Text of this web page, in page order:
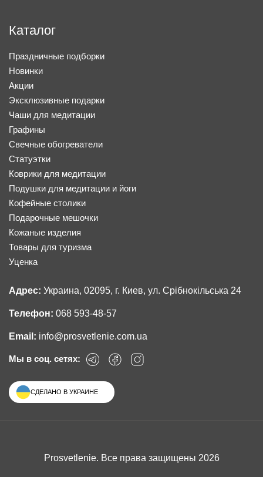
Каталог
Праздничные подборки
Новинки
Акции
Эксклюзивные подарки
Чаши для медитации
Графины
Свечные обогреватели
Статуэтки
Коврики для медитации
Подушки для медитации и йоги
Кофейные столики
Подарочные мешочки
Кожаные изделия
Товары для туризма
Уценка
Адрес: Украина, 02095, г. Киев, ул. Срібнокільська 24
Телефон: 068 593-48-57
Email: info@prosvetlenie.com.ua
Мы в соц. сетях:
СДЕЛАНО В УКРАИНЕ
Prosvetlenie. Все права защищены 2026